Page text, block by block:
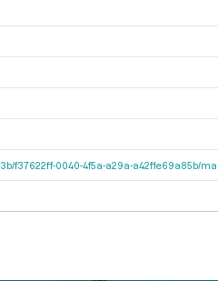
f37622ff-0040-4f5a-a29a-a42f1e69a85b/